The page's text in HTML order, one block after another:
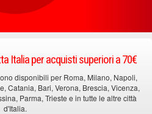
Italia per acquisti superiori a 70€
disponibili per Roma, Milano, Napoli,
Catania, Bari, Verona, Brescia, Vicenza,
Parma, Trieste e in tutte le altre città
d'Italia.